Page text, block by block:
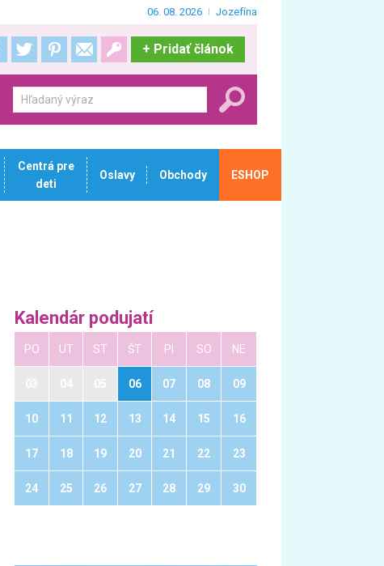
06. 08. 2026 Jozefína
+ Pridať článok
Centrá pre
deti
Oslavy Obchody ESHOP
Kalendár podujatí
PO UT ST ŠT PI SO NE
06 07 08 09
10 11 12 13 14 15 16
17 18 19 20 21 22 23
24 25 26 27 28 29 30